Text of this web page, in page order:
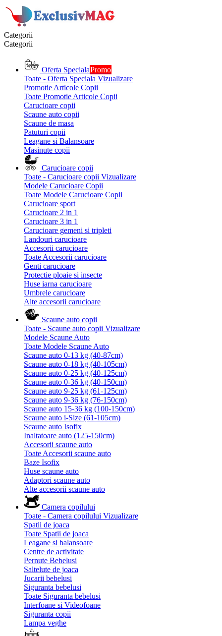
Categorii
Categorii
Oferta SpecialaPromo
Toate - Oferta Speciala Vizualizare
Promotie Articole Copii
Toate Promotie Articole Copii
Carucioare copii
Scaune auto copii
Scaune de masa
Patuturi copii
Leagane si Balansoare
Masinute copii
Carucioare copii
Toate - Carucioare copii Vizualizare
Modele Carucioare Copii
Toate Modele Carucioare Copii
Carucioare sport
Carucioare 2 in 1
Carucioare 3 in 1
Carucioare gemeni si tripleti
Landouri carucioare
Accesorii carucioare
Toate Accesorii carucioare
Genti carucioare
Protectie ploaie si insecte
Huse iarna carucioare
Umbrele carucioare
Alte accesorii carucioare
Scaune auto copii
Toate - Scaune auto copii Vizualizare
Modele Scaune Auto
Toate Modele Scaune Auto
Scaune auto 0-13 kg (40-87cm)
Scaune auto 0-18 kg (40-105cm)
Scaune auto 0-25 kg (40-125cm)
Scaune auto 0-36 kg (40-150cm)
Scaune auto 9-25 kg (61-125cm)
Scaune auto 9-36 kg (76-150cm)
Scaune auto 15-36 kg (100-150cm)
Scaune auto i-Size (61-105cm)
Scaune auto Isofix
Inaltatoare auto (125-150cm)
Accesorii scaune auto
Toate Accesorii scaune auto
Baze Isofix
Huse scaune auto
Adaptori scaune auto
Alte accesorii scaune auto
Camera copilului
Toate - Camera copilului Vizualizare
Spatii de joaca
Toate Spatii de joaca
Leagane si balansoare
Centre de activitate
Pernute Bebelusi
Saltelute de joaca
Jucarii bebelusi
Siguranta bebelusi
Toate Siguranta bebelusi
Interfoane si Videofoane
Siguranta copii
Lampa veghe